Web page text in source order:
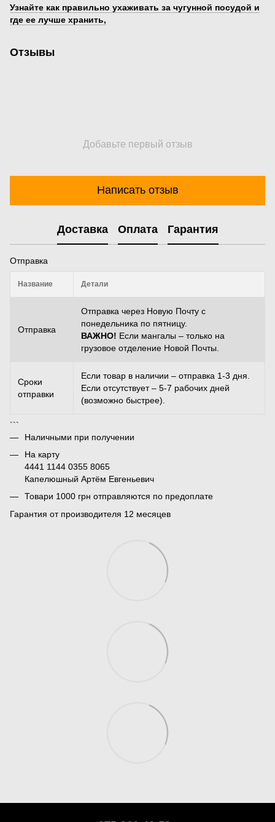
Узнайте как правильно ухаживать за чугунной посудой и
где ее лучше хранить,
Отзывы
Добавьте первый отзыв
Написать отзыв
Доставка Оплата Гарантия
Отправка
Название Детали
Отправка
Отправка через Новую Почту с
понедельника по пятницу.
ВАЖНО! Если мангалы – только на
грузовое отделение Новой Почты.
Сроки
отправки
Если товар в наличии – отправка 1-3 дня.
Если отсутствует – 5-7 рабочих дней
(возможно быстрее).
```
Наличными при получении
На карту
4441 1144 0355 8065
Капелюшный Артём Евгеньевич
Товари 1000 грн отправляются по предоплате
Гарантия от производителя 12 месяцев